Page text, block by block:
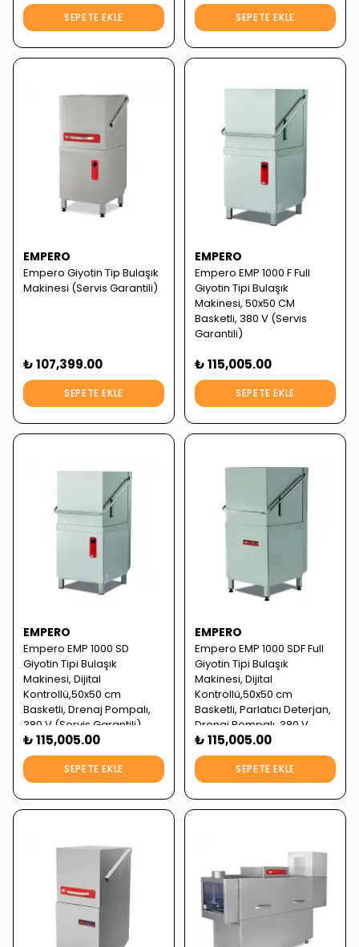
SEPETE EKLE SEPETE EKLE
EMPERO
Empero Giyotin Tip Bulaşık
Makinesi (Servis Garantili)
₺ 107,399.00
SEPETE EKLE
EMPERO
Empero EMP 1000 F Full
Giyotin Tipi Bulaşık
Makinesi, 50x50 CM
Basketli, 380 V (Servis
Garantili)
₺ 115,005.00
SEPETE EKLE
EMPERO
Empero EMP 1000 SD
Giyotin Tipi Bulaşık
Makinesi, Dijital
Kontrollü,50x50 cm
Basketli, Drenaj Pompalı,
380 V (Servis Garantili)
₺ 115,005.00
SEPETE EKLE
EMPERO
Empero EMP 1000 SDF Full
Giyotin Tipi Bulaşık
Makinesi, Dijital
Kontrollü,50x50 cm
Basketli, Parlatıcı Deterjan,
Drenaj Pompalı, 380 V
(Servis Garantili)
₺ 115,005.00
SEPETE EKLE